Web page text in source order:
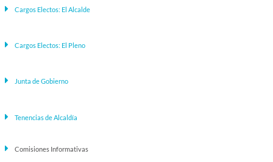
Cargos Electos: El Alcalde
Cargos Electos: El Pleno
Junta de Gobierno
Tenencias de Alcaldía
Comisiones Informativas